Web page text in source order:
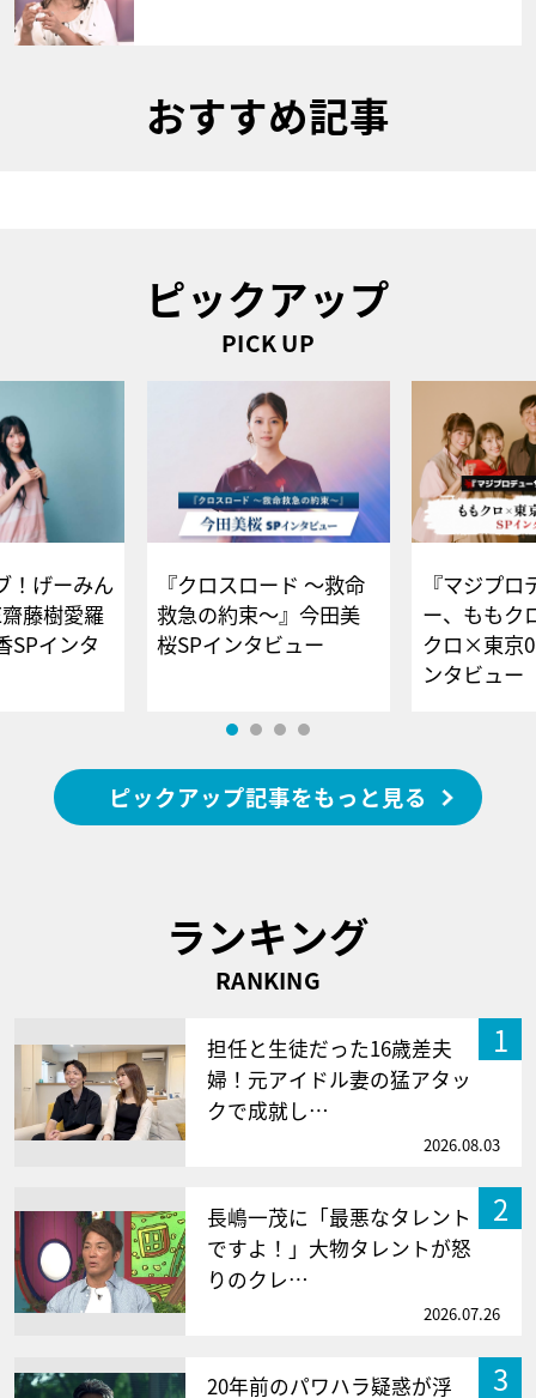
おすすめ記事
ピックアップ
PICK UP
！げーみん
藤樹愛羅
SPインタ
『クロスロード ～救命
救急の約束～』今田美
桜SPインタビュー
『マジプロ
ー、ももク
クロ×東京
ンタビュー
ピックアップ記事をもっと見る
ランキング
RANKING
1
担任と生徒だった16歳差夫
婦！元アイドル妻の猛アタッ
クで成就し…
2026.08.03
2
長嶋一茂に「最悪なタレント
ですよ！」大物タレントが怒
りのクレ…
2026.07.26
3
20年前のパワハラ疑惑が浮